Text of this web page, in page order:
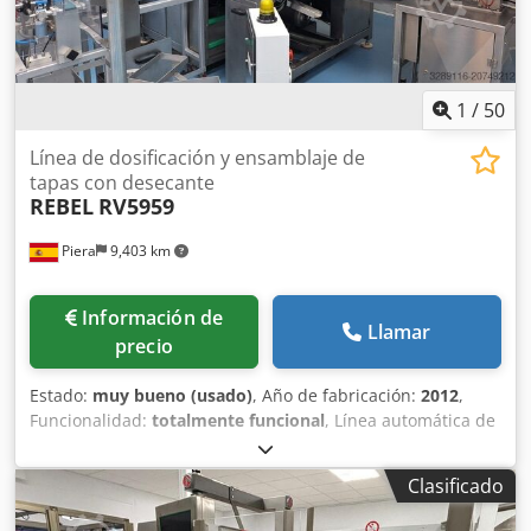
1 / 50
Piera 9,403 km
Línea de dosificación y ensamblaje de
tapas con desecante
REBEL RV5959
Información de
precio
Llamar
Estado: muy bueno (usado), Año de fabricación: 2012,
Funcionalidad: totalmente funcional, Línea automática de
dosificación y ensamblaje de tapones con desecante –
REBEL RV5959 (Año 2012) Esta línea totalmente
automatizada recibe tapones plásticos sin procesar y los
convierte en tapones funcionales con desecante integrado,
Clasificado